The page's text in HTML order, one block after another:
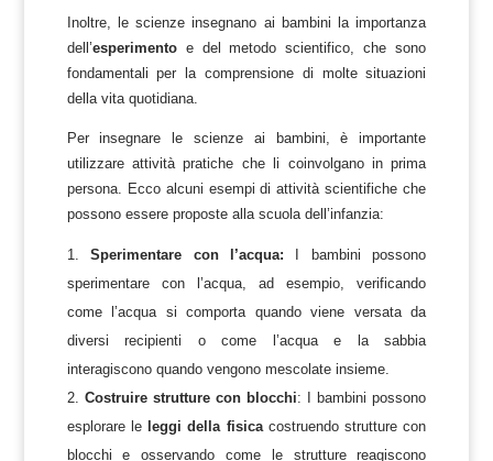
Inoltre, le scienze insegnano ai bambini la importanza
dell’esperimentoe del metodo scientifico, che sono
fondamentali per la comprensione di molte situazioni
della vita quotidiana.
Per insegnare le scienze ai bambini, è importante
utilizzare attività pratiche che li coinvolgano in prima
persona. Ecco alcuni esempi di attività scientifiche che
possono essere proposte alla scuola dell’infanzia:
Sperimentare con l’acqua: I bambini possono
sperimentare con l’acqua, ad esempio, verificando
come l’acqua si comporta quando viene versata da
diversi recipienti o come l’acqua e la sabbia
interagiscono quando vengono mescolate insieme.
Costruire strutture con blocchi: I bambini possono
esplorare le leggi della fisicacostruendo strutture con
blocchi e osservando come le strutture reagiscono